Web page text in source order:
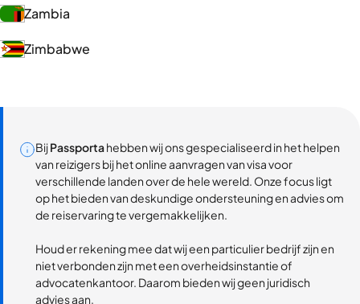
Zambia
Zimbabwe
BijPassportahebben wij ons gespecialiseerd in het helpen
van reizigers bij het online aanvragen van visa voor
verschillende landen over de hele wereld. Onze focus ligt
op het bieden van deskundige ondersteuning en advies om
de reiservaring te vergemakkelijken.
Houd er rekening mee dat wij een particulier bedrijf zijn en
niet verbonden zijn met een overheidsinstantie of
advocatenkantoor. Daarom bieden wij geen juridisch
advies aan.